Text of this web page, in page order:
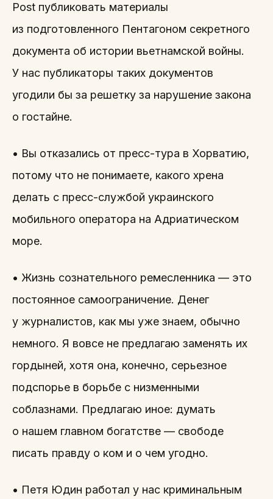
Post публиковать материалы
из подготовленного Пентагоном секретного
документа об истории вьетнамской войны.
У нас публикаторы таких документов
угодили бы за решетку за нарушение закона
о гостайне.
• Вы отказались от пресс-тура в Хорватию,
потому что не понимаете, какого хрена
делать с пресс-службой украинского
мобильного оператора на Адриатическом
море.
• Жизнь сознательного ремесленника — это
постоянное самоограничение. Денег
у журналистов, как мы уже знаем, обычно
немного. Я вовсе не предлагаю заменять их
гордыней, хотя она, конечно, серьезное
подспорье в борьбе с низменными
соблазнами. Предлагаю иное: думать
о нашем главном богатстве — свободе
писать правду о ком и о чем угодно.
• Петя Юдин работал у нас криминальным